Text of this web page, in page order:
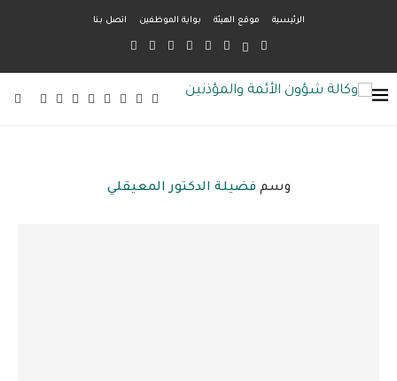
الرئيسية موقع الهيئة بواية الموظفين اتصل بنا
وسم فضيلة الدكتور المعيقلي